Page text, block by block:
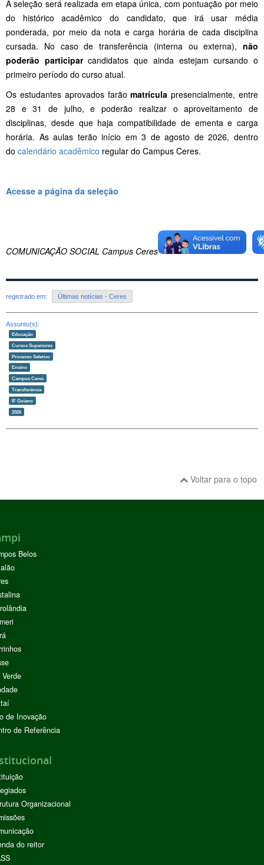
A seleção será realizada em etapa única, com pontuação por meio
do histórico acadêmico do candidato, que irá usar média
ponderada, por meio da nota e carga horária de cada disciplina
cursada. No caso de transferência (interna ou externa), não
poderão participarcandidatos que ainda estejam cursando o
primeiro período do curso atual.
Os estudantes aprovados farãomatrícula presencialmente, entre
28 e 31 de julho, e poderão realizar o aproveitamento de
disciplinas, desde que haja compatibilidade de ementa e carga
horária. As aulas terão início em 3 de agosto de 2026, dentro
do calendário acadêmico regular do Campus Ceres.
Acesse a página da seleção
COMUNICAÇÃO SOCIAL Campus Ceres
registrado em: Últimas notícias - Ceres
Assunto(s):
Educação
Cursos Superiores
Processo Seletivo
Ensino
Campus Ceres
Transferência
IF Goiano
2026
Voltar para o topo
Belos
de Inovação
de Referência
Organizacional
do reitor